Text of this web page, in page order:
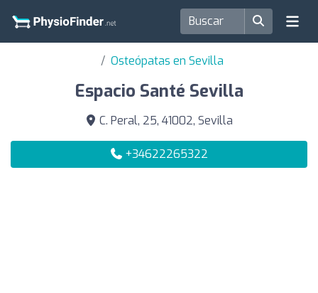
Osteópatas en Sevilla
Espacio Santé Sevilla
C. Peral, 25, 41002, Sevilla
+34622265322